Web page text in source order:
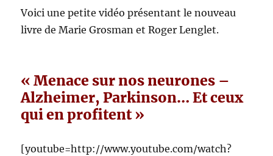
Voici une petite vidéo présentant le nouveau
livre de Marie Grosman et Roger Lenglet.
« Menace sur nos neurones –
Alzheimer, Parkinson… Et ceux
qui en profitent »
[youtube=http://www.youtube.com/watch?